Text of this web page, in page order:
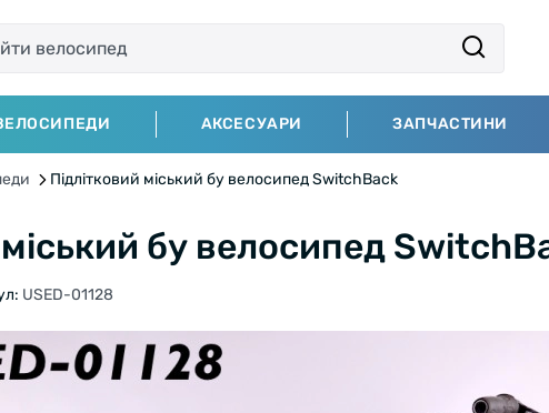
АКСЕСУАРИ ЗАПЧАСТИНИ
Підлітковий міський бу велосипед SwitchBack
міський бу велосипед
USED-01128